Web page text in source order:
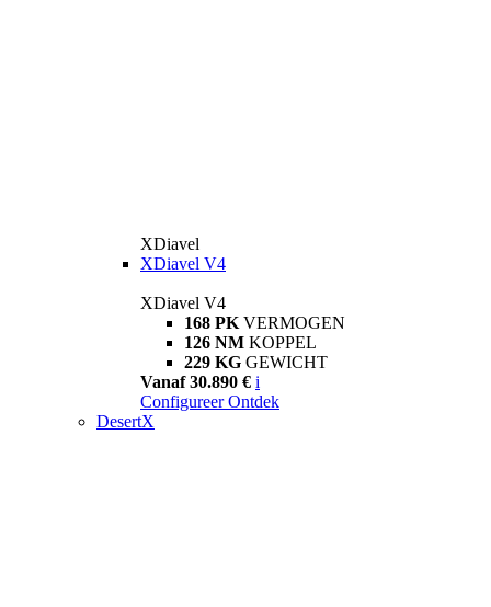
XDiavel
XDiavel V4
XDiavel V4
168 PK VERMOGEN
126 NM KOPPEL
229 KG GEWICHT
Vanaf 30.890 € i
Configureer Ontdek
DesertX